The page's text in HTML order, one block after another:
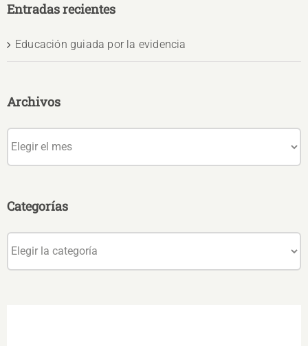
Entradas recientes
Educación guiada por la evidencia
Archivos
Categorías